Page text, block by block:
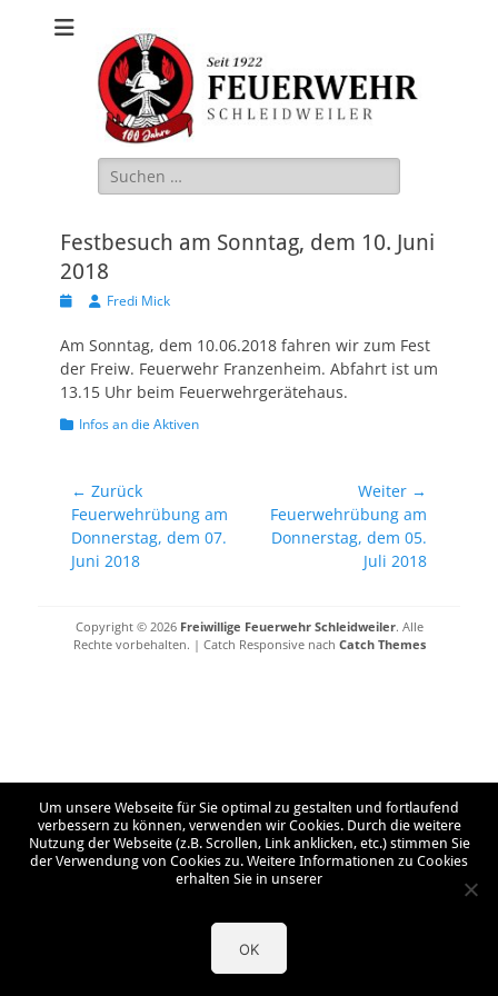
Feuerwehr
Schleidweiler
Suche
nach:
Festbesuch am Sonntag, dem 10. Juni
2018
Veröffentlicht
AutorFredi Mick
Am Sonntag, dem 10.06.2018 fahren wir zum Fest
der Freiw. Feuerwehr Franzenheim. Abfahrt ist um
13.15 Uhr beim Feuerwehrgerätehaus.
Kategorien
Infos an die Aktiven
Beitragsnavigation
← Zurück
Vorheriger
Beitrag:
Feuerwehrübung am
Donnerstag, dem 07.
Juni 2018
Weiter →
Nächster
Beitrag:
Feuerwehrübung am
Donnerstag, dem 05.
Juli 2018
Copyright © 2026 Freiwillige Feuerwehr Schleidweiler. Alle
Rechte vorbehalten. | Catch Responsive nach Catch Themes
Um unsere Webseite für Sie optimal zu gestalten und fortlaufend
verbessern zu können, verwenden wir Cookies. Durch die weitere
Nutzung der Webseite (z.B. Scrollen, Link anklicken, etc.) stimmen Sie
der Verwendung von Cookies zu. Weitere Informationen zu Cookies
erhalten Sie in unserer
OK